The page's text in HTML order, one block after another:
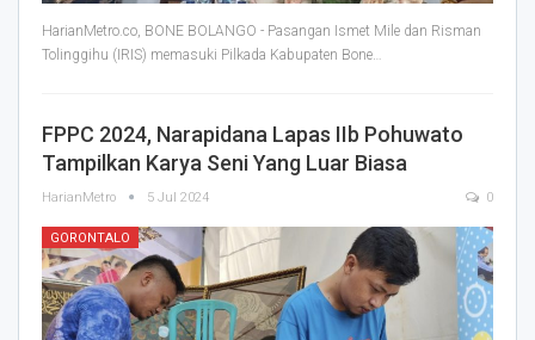
HarianMetro.co, BONE BOLANGO - Pasangan Ismet Mile dan Risman
Tolinggihu (IRIS) memasuki Pilkada Kabupaten Bone…
FPPC 2024, Narapidana Lapas IIb Pohuwato
Tampilkan Karya Seni Yang Luar Biasa
HarianMetro 5 Jul 2024 0
GORONTALO